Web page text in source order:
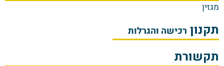
מגזין
תקנון רכישה והגרלות
תקשורת